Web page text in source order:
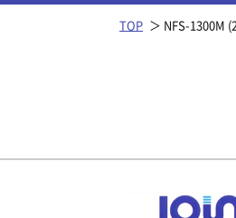
TOP NFS-1300M